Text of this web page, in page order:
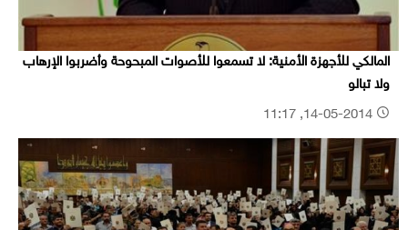
المالكي للأجهزة الأمنية: لا تسمعوا للأصوات المبحوحة وأضربوا الإرهاب
ولا تبالو